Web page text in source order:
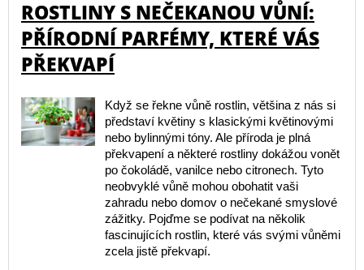
ROSTLINY S NEČEKANOU VŮNÍ:
PŘÍRODNÍ PARFÉMY, KTERÉ VÁS
PŘEKVAPÍ
Když se řekne vůně rostlin, většina z nás si
představí květiny s klasickými květinovými
nebo bylinnými tóny. Ale příroda je plná
překvapení a některé rostliny dokážou vonět
po čokoládě, vanilce nebo citronech. Tyto
neobvyklé vůně mohou obohatit vaši
zahradu nebo domov o nečekané smyslové
zážitky. Pojďme se podívat na několik
fascinujících rostlin, které vás svými vůněmi
zcela jistě překvapí.